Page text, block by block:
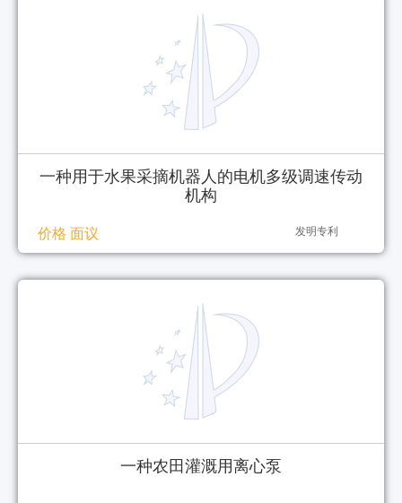
一种用于水果采摘机器人的电机多级调速传动
机构
价格 面议 发明专利
一种农田灌溉用离心泵